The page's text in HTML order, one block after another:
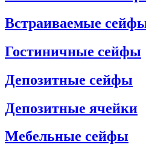
Встраиваемые
Гостиничные сейфы
Депозитные сейфы
Депозитные ячейки
Мебельные сейфы